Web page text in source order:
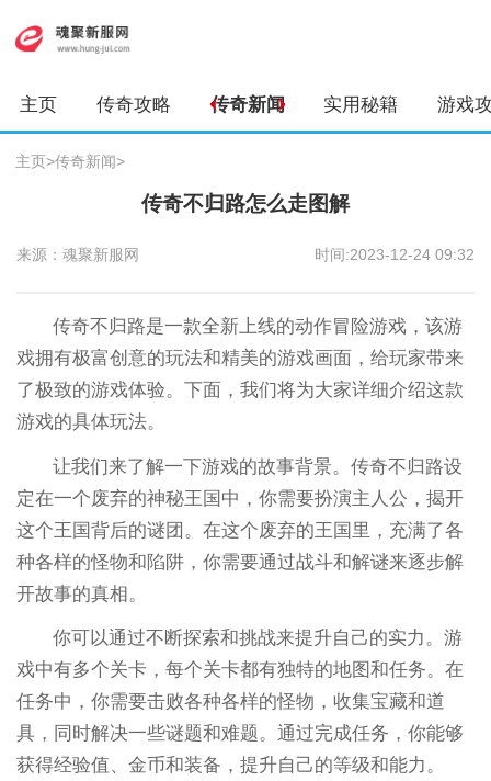
主页 传奇攻略 传奇新闻 实用秘籍 游戏
主页>传奇新闻>
传奇不归路怎么走图解
来源：魂聚新服网 时间:2023-12-24 09:32
传奇不归路是一款全新上线的动作冒险游戏，该游
戏拥有极富创意的玩法和精美的游戏画面，给玩家带来
了极致的游戏体验。下面，我们将为大家详细介绍这款
游戏的具体玩法。
让我们来了解一下游戏的故事背景。传奇不归路设
定在一个废弃的神秘王国中，你需要扮演主人公，揭开
这个王国背后的谜团。在这个废弃的王国里，充满了各
种各样的怪物和陷阱，你需要通过战斗和解谜来逐步解
开故事的真相。
你可以通过不断探索和挑战来提升自己的实力。游
戏中有多个关卡，每个关卡都有独特的地图和任务。在
任务中，你需要击败各种各样的怪物，收集宝藏和道
具，同时解决一些谜题和难题。通过完成任务，你能够
获得经验值、金币和装备，提升自己的等级和能力。